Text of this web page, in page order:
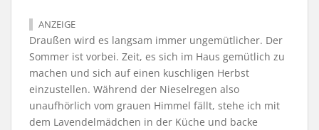
ANZEIGE
Draußen wird es langsam immer ungemütlicher. Der
Sommer ist vorbei. Zeit, es sich im Haus gemütlich zu
machen und sich auf einen kuschligen Herbst
einzustellen. Während der Nieselregen also
unaufhörlich vom grauen Himmel fällt, stehe ich mit
dem Lavendelmädchen in der Küche und backe